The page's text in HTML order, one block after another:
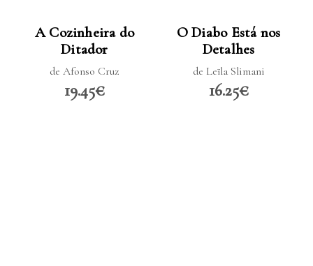
A Cozinheira do
Ditador
de Afonso Cruz
19.45€
O Diabo Está nos
Detalhes
de Leïla Slimani
16.25€